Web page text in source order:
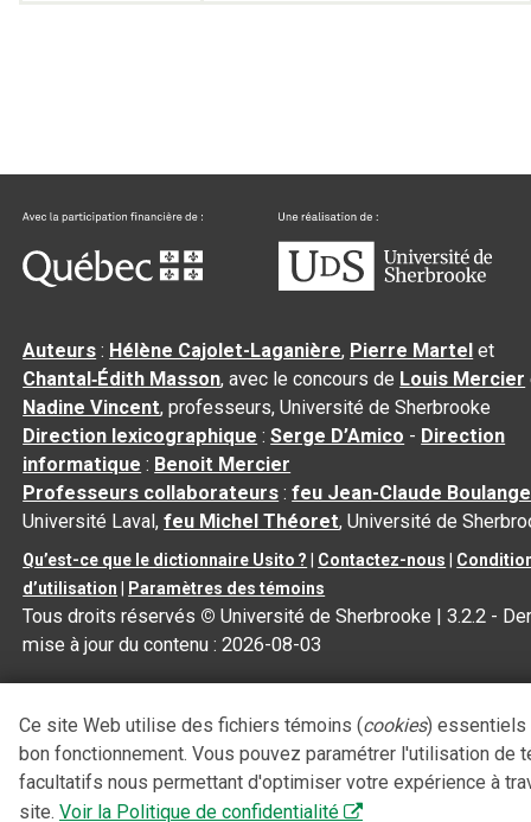
Auteurs : Hélène Cajolet-Laganière, Pierre Martel et
Chantal‑Édith Masson, avec le concours de Louis Mercier
Nadine Vincent, professeurs, Université de Sherbrooke
Direction lexicographique :Serge D’Amico - Direction
informatique : Benoit Mercier
Professeurs collaborateurs :feu Jean-Claude
Université Laval,feu Michel Théoret, Université de
Qu’est-ce que le dictionnaire Usito ? | Contactez-nous |
d’utilisation | Paramètres des témoins
Tous droits réservés © Université de Sherbrooke |3.2.2 -
mise à jour du contenu :2026-08-03
Ce site Web utilise des fichiers témoins (cookies) essentiels
bon fonctionnement. Vous pouvez paramétrer l'utilisation de
facultatifs nous permettant d'optimiser votre expérience à
site. Voir la Politique de confidentialité